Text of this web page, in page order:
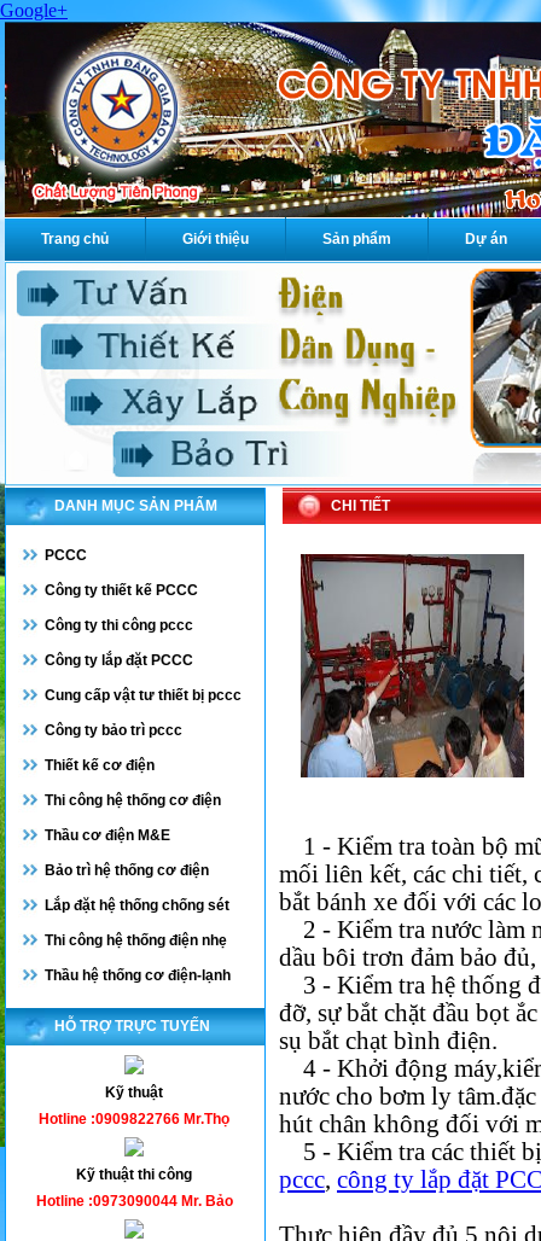
Google+
Trang chủ Giới thiệu Sản phẩm Dự án
DANH MỤC SẢN PHẨM
PCCC
Công ty thiết kế PCCC
Công ty thi công pccc
Công ty lắp đặt PCCC
Cung cấp vật tư thiết bị pccc
Công ty bảo trì pccc
Thiết kế cơ điện
Thi công hệ thống cơ điện
Thầu cơ điện M&E
Bảo trì hệ thống cơ điện
Lắp đặt hệ thống chống sét
Thi công hệ thống điện nhẹ
Thầu hệ thống cơ điện-lạnh
HỖ TRỢ TRỰC TUYẾN
Kỹ thuật
Hotline :0909822766 Mr.Thọ
Kỹ thuật thi công
Hotline :0973090044 Mr. Bảo
CHI TIẾT
1 - Kiểm tra toàn bộ
mối liên kết, các chi tiết,
bắt bánh xe đối với các
2 - Kiểm tra nước làm
dầu bôi trơn đảm bảo
3 - Kiểm tra hệ thống
đỡ, sự bắt chặt đầu bọt
sụ bắt chạt bình điện.
4 - Khởi động
nước cho bơm ly
hút chân không đối với
5 - Kiểm tra các thiết
pccc, công ty lắp đặt
Thực hiện đầy đủ 5 nội